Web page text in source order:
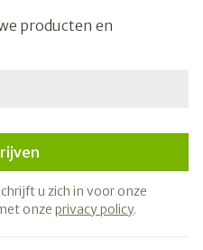
producten en
u zich in voor onze
onze privacy policy.